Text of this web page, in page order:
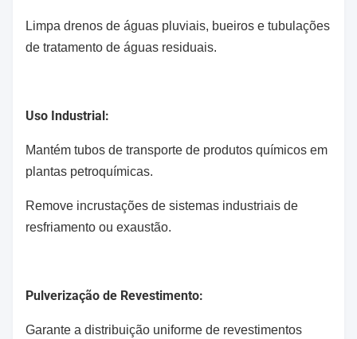
Limpa drenos de águas pluviais, bueiros e tubulações
de tratamento de águas residuais.
Uso Industrial:
Mantém tubos de transporte de produtos químicos em
plantas petroquímicas.
Remove incrustações de sistemas industriais de
resfriamento ou exaustão.
Pulverização de Revestimento:
Garante a distribuição uniforme de revestimentos